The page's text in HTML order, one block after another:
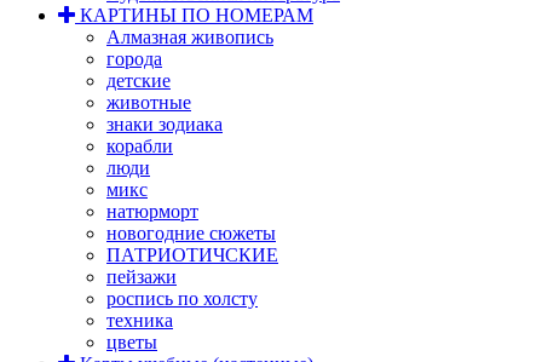
КАРТИНЫ ПО НОМЕРАМ
Алмазная живопись
города
детские
животные
знаки зодиака
корабли
люди
микс
натюрморт
новогодние сюжеты
ПАТРИОТИЧСКИЕ
пейзажи
роспись по холсту
техника
цветы